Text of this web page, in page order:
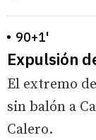
90+1'
Expulsión
El extremo
sin balón a
Calero.